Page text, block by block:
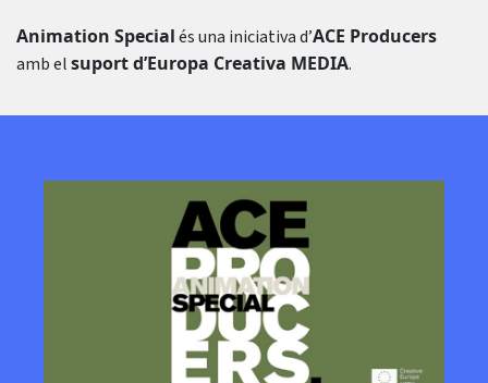
Animation Specialés una iniciativa d’ACE Producers
amb elsuport d’Europa Creativa MEDIA.